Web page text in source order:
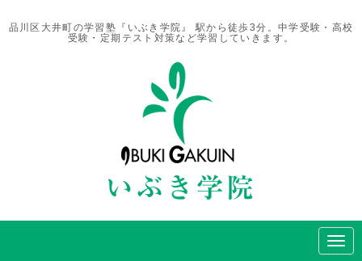
品川区大井町の学習塾『いぶき学院』 駅から徒歩3分。中学受験・高校
受験・定期テスト対策など学習していきます。
N
a